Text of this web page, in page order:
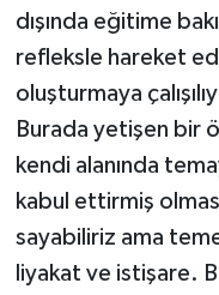
dışında eğitime
refleksle hareket
oluşturmaya
Burada yetişen bir
kendi alanında
kabul ettirmiş
sayabiliriz ama
liyakat ve istişare.